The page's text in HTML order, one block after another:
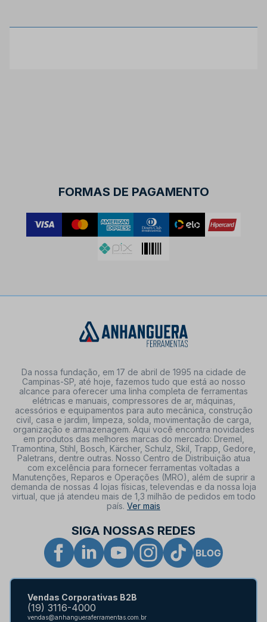
FORMAS DE PAGAMENTO
Da nossa fundação, em 17 de abril de 1995 na cidade de
Campinas-SP, até hoje, fazemos tudo que está ao nosso
alcance para oferecer uma linha completa de ferramentas
elétricas e manuais, compressores de ar, máquinas,
acessórios e equipamentos para auto mecânica, construção
civil, casa e jardim, limpeza, solda, movimentação de carga,
organização e armazenagem. Aqui você encontra novidades
em produtos das melhores marcas do mercado: Dremel,
Tramontina, Stihl, Bosch, Kärcher, Schulz, Skil, Trapp, Gedore,
Paletrans, dentre outras. Nosso Centro de Distribuição atua
com excelência para fornecer ferramentas voltadas a
Manutenções, Reparos e Operações (MRO), além de suprir a
demanda de nossas 4 lojas físicas, televendas e da nossa loja
virtual, que já atendeu mais de 1,3 milhão de pedidos em todo
país. Ver mais
SIGA NOSSAS REDES
Vendas Corporativas B2B
(19) 3116-4000
vendas@anhangueraferramentas.com.br